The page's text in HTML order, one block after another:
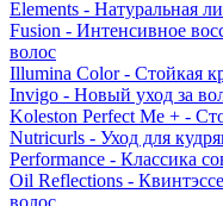
Elements - Натуральная
Fusion - Интенсивное
волос
Illumina Color - Стойкая
Invigo - Новый уход за
Koleston Perfect Me + -
Nutricurls - Уход для
Performance - Классика
Oil Reflections -
волос